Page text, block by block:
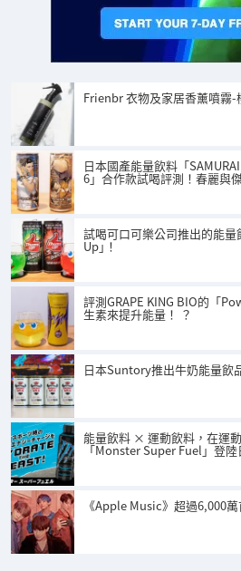
Frienbr 衣物及家居香薰噴霧-
日本國產能量飲料「
6」合作款試喝評測！春麗與
試喝可口可樂公司推出的能
Up｣！
評測GRAPE KING BIO的「
生素來提升能量！ ？
日本Suntory推出牛奶能量飲
能量飲料 × 運動飲料，在運
「Monster Super Fuel」登陸
《Apple Music》超過6,000